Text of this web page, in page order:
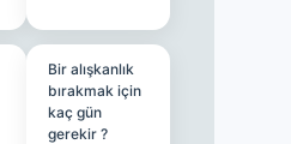
Bir alışkanlık
bırakmak için
kaç gün
gerekir ?